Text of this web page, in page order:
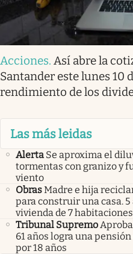
Acciones. Así abre la
Santander este lunes 10
rendimiento de los
Las más leidas
Alerta Se aproxima el
tormentas con granizo y
viento
ObrasMadre e hija
para construir una casa.
vivienda de 7
Tribunal Supremo
61 años logra una
por 18 años